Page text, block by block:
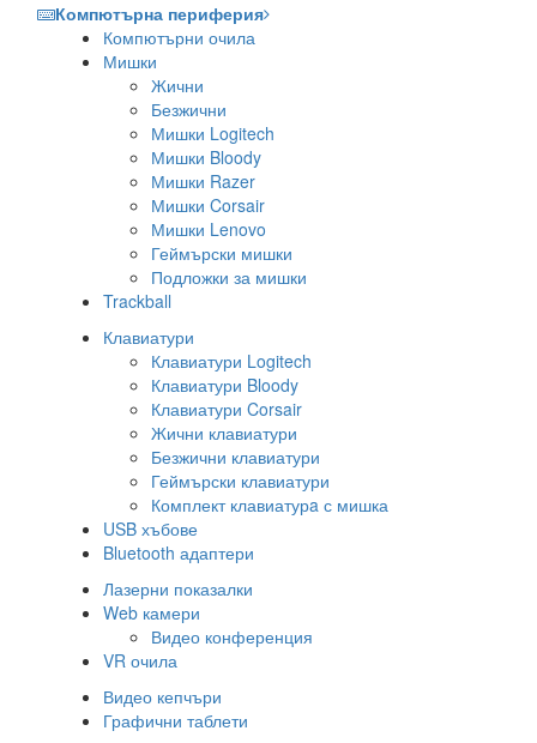
Компютърна периферия
Компютърни очила
Мишки
Жични
Безжични
Мишки Logitech
Мишки Bloody
Мишки Razer
Мишки Corsair
Мишки Lenovo
Геймърски мишки
Подложки за мишки
Trackball
Клавиатури
Клавиатури Logitech
Клавиатури Bloody
Клавиатури Corsair
Жични клавиатури
Безжични клавиатури
Геймърски клавиатури
Комплект клавиатурa с мишка
USB хъбове
Bluetooth адаптери
Лазерни показалки
Web камери
Видео конференция
VR очила
Видео кепчъри
Графични таблети